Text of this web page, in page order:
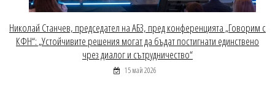
Николай Станчев, председател на АБЗ, пред конференцията „Говорим с
КФН“: „Устойчивите решения могат да бъдат постигнати единствено
чрез диалог и сътрудничество“
15 май 2026